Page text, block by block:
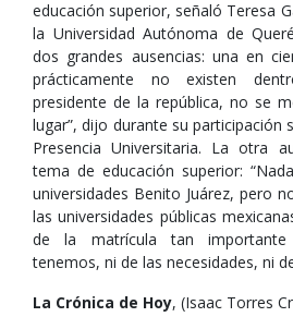
educación superior, señaló Teresa
la Universidad Autónoma de
dos grandes ausencias: una en
prácticamente no existen
presidente de la república, no se
lugar”, dijo durante su participación
Presencia Universitaria. La otra
tema de educación superior:
universidades Benito Juárez, pero
las universidades públicas
de la matrícula tan
tenemos, ni de las necesidades, ni
La Crónica de Hoy, (Isaac Torres